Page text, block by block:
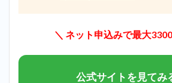
＼ ネット申込みで最大
公式サイトを見てみ